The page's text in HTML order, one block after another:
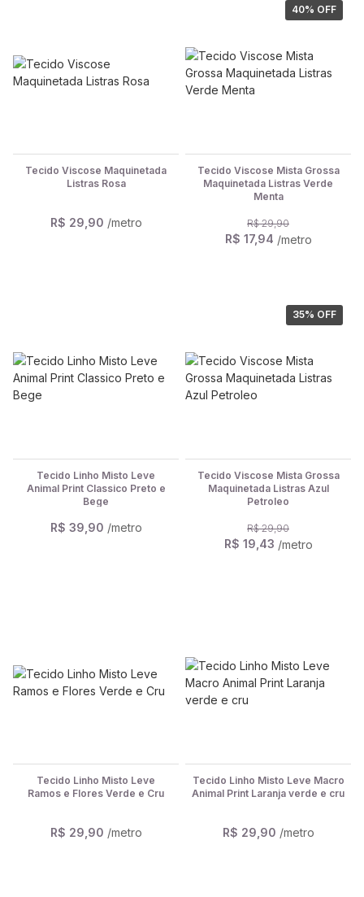
Tecido Viscose Maquinetada
Listras Rosa
R$ 29,90 /metro
40% OFF
Tecido Viscose Mista Grossa
Maquinetada Listras Verde
Menta
R$ 29,90
R$ 17,94 /metro
Tecido Linho Misto Leve
Animal Print Classico Preto e
Bege
R$ 39,90 /metro
35% OFF
Tecido Viscose Mista Grossa
Maquinetada Listras Azul
Petroleo
R$ 29,90
R$ 19,43 /metro
Tecido Linho Misto Leve
Ramos e Flores Verde e Cru
R$ 29,90 /metro
Tecido Linho Misto Leve Macro
Animal Print Laranja verde e cru
R$ 29,90 /metro